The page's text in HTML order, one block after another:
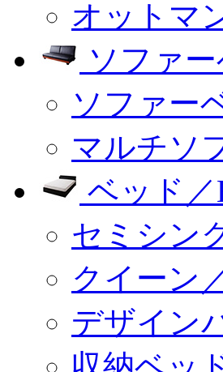
オットマ
ソファ
ソファー
マルチソ
ベッド／
セミシン
クイーン
デザイン